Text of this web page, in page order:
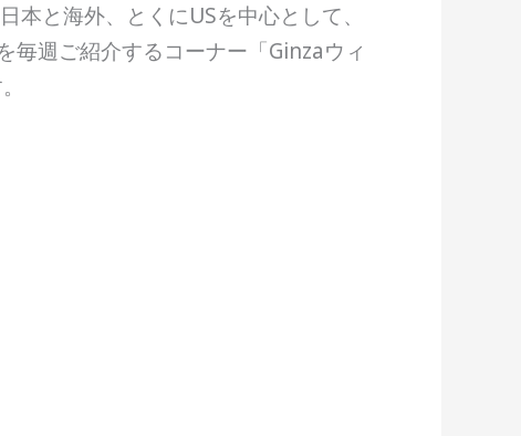
と海外、とくにUSを中心として、
毎週ご紹介するコーナー「Ginzaウィ